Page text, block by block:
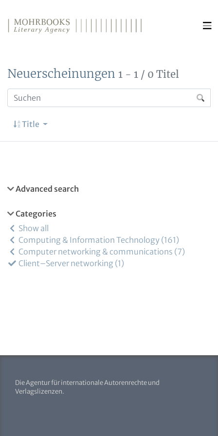
Neuerscheinungen 1 - 1 / 0 Titel
Title
Advanced search
Categories
Show all
Computing & Information Technology 161
Computer networking & communications 7
Client–Server networking 1
Die Agentur für internationale Autorenrechte und
Verlagslizenzen.